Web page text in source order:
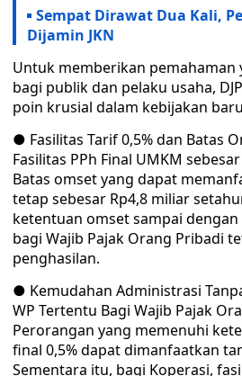
Sempat Dirawat Dua Kali,
Dijamin JKN
Untuk memberikan
bagi publik dan pelaku usaha,
poin krusial dalam kebijakan
● Fasilitas Tarif 0,5% dan Batas
Fasilitas PPh Final UMKM
Batas omset yang dapat
tetap sebesar Rp4,8 miliar
ketentuan omset sampai
bagi Wajib Pajak Orang Pribadi
penghasilan.
● Kemudahan Administrasi
WP Tertentu Bagi Wajib Pajak
Perorangan yang memenuhi
final 0,5% dapat dimanfaatkan
Sementara itu, bagi Koperasi,